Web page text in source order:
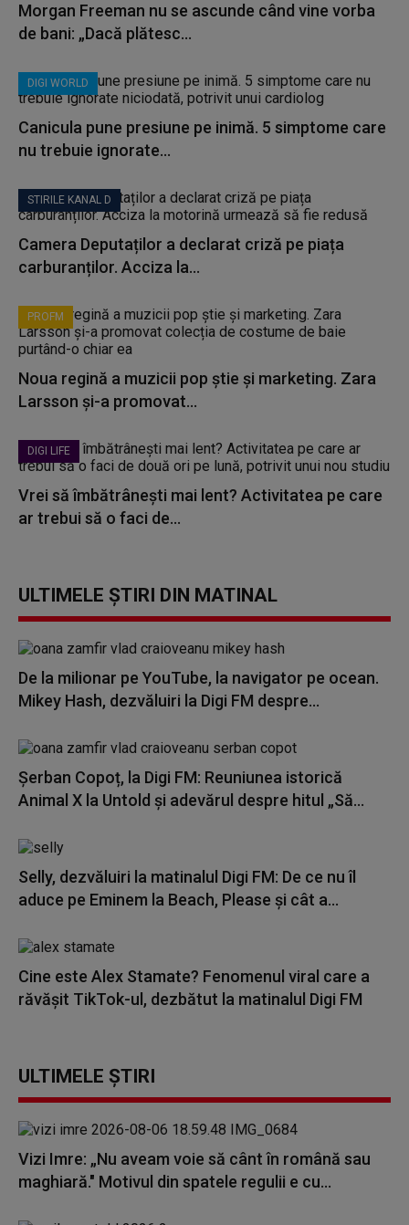
Morgan Freeman nu se ascunde când vine vorba
de bani: „Dacă plătesc...
DIGI WORLD
Canicula pune presiune pe inimă. 5 simptome care
nu trebuie ignorate...
STIRILE KANAL D
Camera Deputaților a declarat criză pe piața
carburanților. Acciza la...
PROFM
Noua regină a muzicii pop știe și marketing. Zara
Larsson și-a promovat...
DIGI LIFE
Vrei să îmbătrânești mai lent? Activitatea pe care
ar trebui să o faci de...
ULTIMELE ȘTIRI DIN MATINAL
De la milionar pe YouTube, la navigator pe ocean.
Mikey Hash, dezvăluiri la Digi FM despre...
Șerban Copoț, la Digi FM: Reuniunea istorică
Animal X la Untold și adevărul despre hitul „Să...
Selly, dezvăluiri la matinalul Digi FM: De ce nu îl
aduce pe Eminem la Beach, Please și cât a...
Cine este Alex Stamate? Fenomenul viral care a
răvășit TikTok-ul, dezbătut la matinalul Digi FM
ULTIMELE ȘTIRI
Vizi Imre: „Nu aveam voie să cânt în română sau
maghiară." Motivul din spatele regulii e cu...